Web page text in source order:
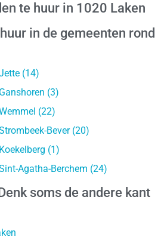
te huur in 1020 Laken
in de gemeenten rond
(14)
(3)
(22)
Bever (20)
(1)
Agatha-Berchem (24)
soms de andere kant